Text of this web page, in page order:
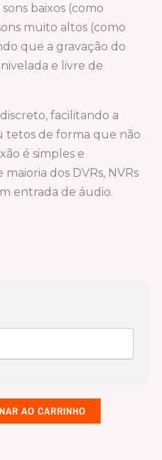
baixos (como
muito altos (como
que a gravação do
e livre de
facilitando a
tetos de forma que não
é simples e
dos DVRs, NVRs
entrada de áudio.
AO CARRINHO